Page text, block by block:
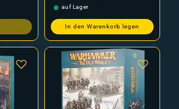
auf Lager
In den Warenkorb legen